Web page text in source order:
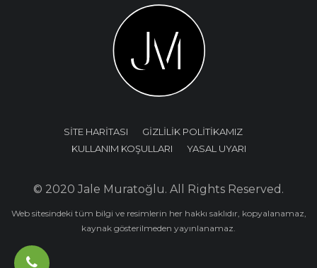
SİTE HARİTASI
GİZLİLİK POLİTİKAMIZ
KULLANIM KOŞULLARI
YASAL UYARI
© 2020 Jale Muratoğlu. All Rights Reserved.
Web sitesindeki tüm bilgi ve resimlerin her hakkı saklıdır, kopyalanamaz,
kaynak gösterilmeden yayınlanamaz.